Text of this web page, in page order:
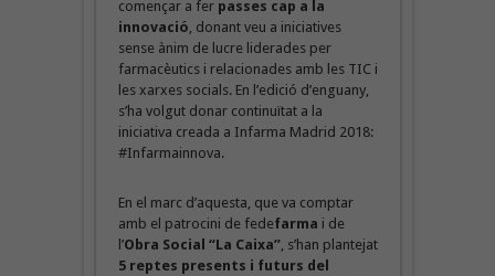
començar a fer passes cap a la
innovació, donant veu a iniciatives
sense ànim de lucre liderades per
farmacèutics i relacionades amb les TIC i
les xarxes socials. En l’edició d’enguany,
s’ha volgut donar continuïtat a la
iniciativa creada a Infarma Madrid 2018:
#Infarmainnova.
En el marc d’aquesta, que va comptar
amb el patrocini de fedefarma i de
l’Obra Social “La Caixa”, s’han plantejat
5 reptes presents i futurs del